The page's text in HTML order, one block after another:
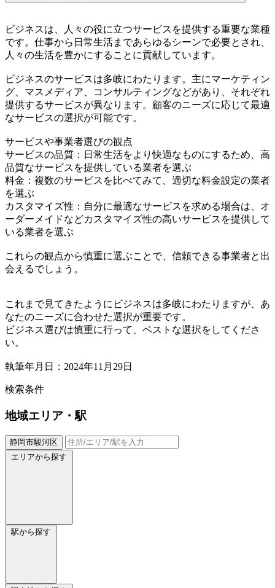
ビジネスは、人々の役に立つサービスを提供する重要な業種
です。仕事から日常生活まであらゆるシーンで必要とされ、
人々の生活を豊かにすることに貢献しています。
ビジネスのサービスは多岐にわたります。主にマーケティン
グ、マスメディア、コンサルティングなどがあり、それぞれ
提供するサービスが異なります。顧客のニーズに応じて最適
なサービスの選択が可能です。
サービスや事業者選びの観点
サービスの品質：日常生活をより快適なものにするため、高
品質なサービスを提供している業者を選ぶ
料金：複数のサービスを比べてみて、適切な料金設定の業者
を選ぶ
カスタマイズ性：自分に最適なサービスを求める場合は、オ
ーダーメイドなどカスタマイズ性の高いサービスを提供して
いる業者を選ぶ
これらの観点から慎重に選ぶことで、信頼できる事業者と出
会えるでしょう。
これまで見てきたようにビジネスは多岐にわたりますが、あ
なたのニーズに合わせた選択が重要です。
ビジネス選びは慎重に行って、ベストな選択をしてくださ
い。
執筆年月日：2024年11月29日
検索条件
地域エリア・駅
静岡市駿河区
エリアから探す
駅から探す